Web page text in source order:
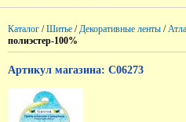
Каталог /Шитье /Декоративные ленты /
полиэстер-100%
Артикул магазина: C06273